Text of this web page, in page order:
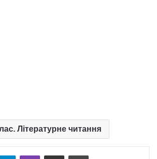
Літературне читання
TelegramViber Надіслати електронною поштоюНадрукувати